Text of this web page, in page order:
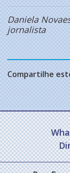
Daniela
jornalista
Compartilhe